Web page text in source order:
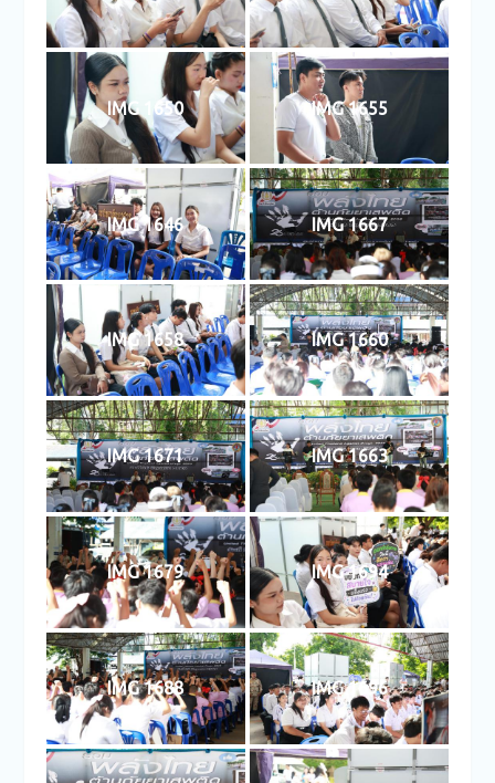
IMG 1650 IMG 1655
IMG 1646 IMG 1667
IMG 1658 IMG 1660
IMG 1671 IMG 1663
IMG 1679 IMG 1694
IMG 1688 IMG 1696